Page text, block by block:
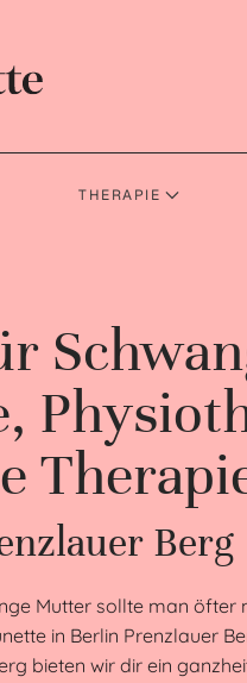
THERAPIE
Berg
Mutter sollte man
in Berlin Prenzlauer
bieten wir dir ein